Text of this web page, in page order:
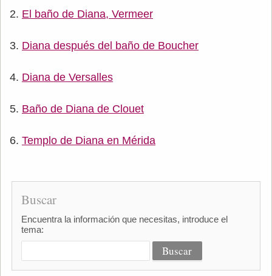
El baño de Diana, Vermeer
Diana después del baño de Boucher
Diana de Versalles
Baño de Diana de Clouet
Templo de Diana en Mérida
Buscar
Encuentra la información que necesitas, introduce el
tema: